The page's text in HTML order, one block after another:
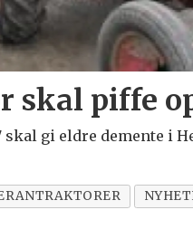
skal piffe
skal gi eldre demente i